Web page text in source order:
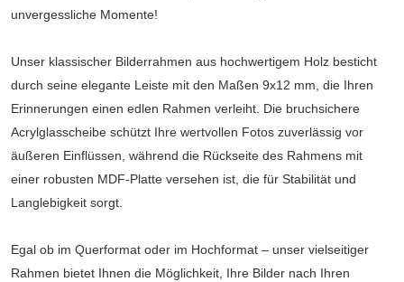
unvergessliche Momente!
Unser klassischer Bilderrahmen aus hochwertigem Holz besticht
durch seine elegante Leiste mit den Maßen 9x12 mm, die Ihren
Erinnerungen einen edlen Rahmen verleiht. Die bruchsichere
Acrylglasscheibe schützt Ihre wertvollen Fotos zuverlässig vor
äußeren Einflüssen, während die Rückseite des Rahmens mit
einer robusten MDF-Platte versehen ist, die für Stabilität und
Langlebigkeit sorgt.
Egal ob im Querformat oder im Hochformat – unser vielseitiger
Rahmen bietet Ihnen die Möglichkeit, Ihre Bilder nach Ihren